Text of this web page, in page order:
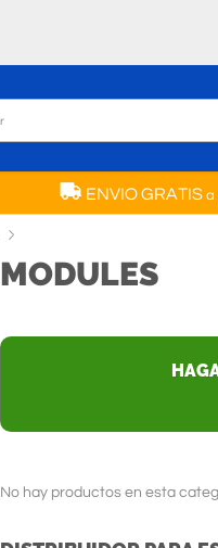
ENVIO GRATISa
MODULES
No hay productos en esta